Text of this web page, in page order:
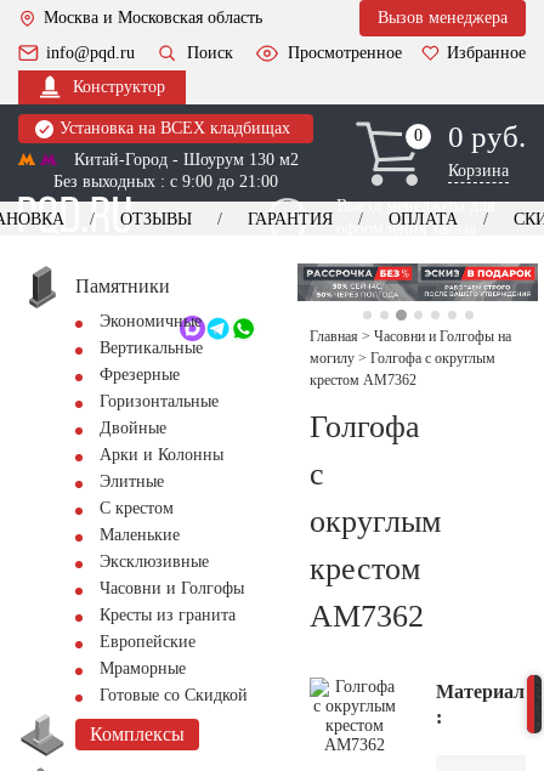
Москва и Московская область
Вызов менеджера
info@pqd.ru
Поиск Просмотренное
Избранное
Конструктор
Установка на ВСЕХ кладбищах
Китай-Город - Шоурум 130 м2
Без выходных : с 9:00 до 21:00
0
0 0 руб.
Корзина
Выезд менеджера для
оформления заказа
+7 (495) 518-44-23
Обратный звонок
ОТЗЫВЫ ГАРАНТИЯ ОПЛАТА
Памятники
Экономичные
Вертикальные
Фрезерные
Горизонтальные
Двойные
Арки и Колонны
Элитные
С крестом
Маленькие
Эксклюзивные
Часовни и Голгофы
Кресты из гранита
Европейские
Мраморные
Готовые со Скидкой
Комплексы
Главная > Часовни и Голгофы на
могилу > Голгофа с округлым
крестом AM7362
Голгофа
с
округлым
крестом
AM7362
Материал
: